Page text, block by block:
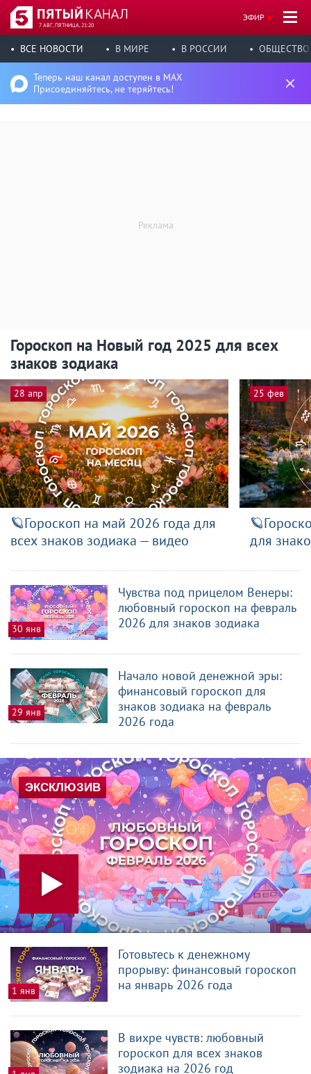
7 АВГ, ПЯТНИЦА, 21:20
ЭФИР
ВСЕ НОВОСТИ В МИРЕ В РОССИИ ОБЩЕСТВО
Теперь наш канал доступен в MAX
Присоединяйтесь, не теряйтесь!
Гороскоп на Новый год 2025 для всех
знаков зодиака
28 апр
🪐Гороскоп на май 2026 года для
всех знаков зодиака — видео
25 фев
для
30 янв
Чувства под прицелом Венеры:
любовный гороскоп на февраль
2026 для знаков зодиака
29 янв
Начало новой денежной эры:
финансовый гороскоп для
знаков зодиака на февраль
2026 года
1 янв
Готовьтесь к денежному
прорыву: финансовый гороскоп
на январь 2026 года
В вихре чувств: любовный
гороскоп для всех знаков
зодиака на 2026 год